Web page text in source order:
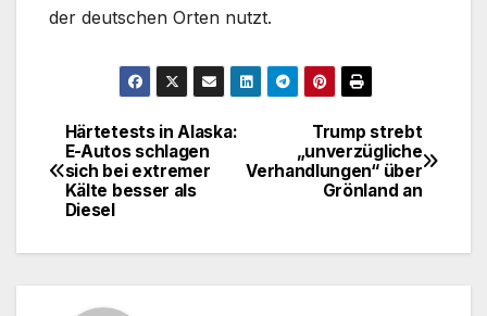
der deutschen Orten nutzt.
BeitragsnavigationTrump strebt
„unverzügliche
Verhandlungen“ über
Grönland an
Härtetests in Alaska:
E-Autos schlagen
sich bei extremer
Kälte besser als
Diesel